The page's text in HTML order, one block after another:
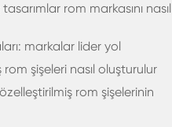
ETIKET
rom markasını nasıl
markalar lider yol
şişeleri nasıl oluşturulur
rom şişelerinin